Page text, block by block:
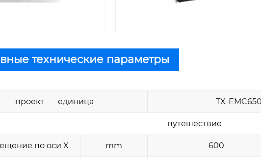
технические параметры
проект единица TX-
путешествие
по оси X mm 600